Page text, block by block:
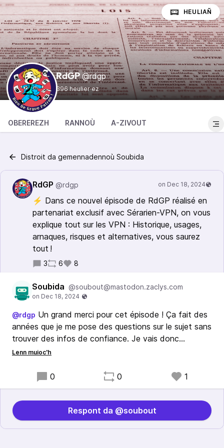
RdGP @rdgp
396 heulier·ez
HEULIAÑ
OBEREREZH RANNOÙ A-ZIVOUT
Distroit da gemennadennoù Soubida
RdGP @rdgp
⚡️ Dans ce nouvel épisode de RdGP réalisé en
partenariat exclusif avec Sérarien-VPN, on vous
explique tout sur les VPN : Historique, usages,
arnaques, risques et alternatives, vous saurez
tout !
3 6 8
Soubida @soubout@mastodon.zaclys.com
@rdgp Un grand merci pour cet épisode ! Ça fait des
années que je me pose des questions sur le sujet sans
trouver des infos de confiance. Je vais donc
continuer à fuir les VPN commerciaux. Mon principal
on exposerait potentielement plus sa vie privée en
voulant la cacher 😂
0 0 1
Respont da @soubout